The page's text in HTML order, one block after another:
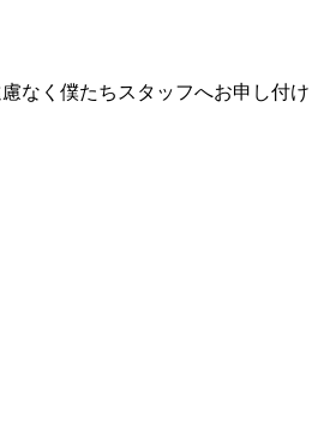
なく僕たちスタッフへお申し付け